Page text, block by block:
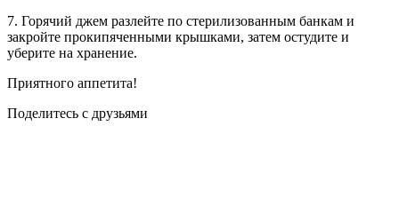
7. Горячий джем разлейте по стерилизованным банкам и
закройте прокипяченными крышками, затем остудите и
уберите на хранение.
Приятного аппетита!
Поделитесь с друзьями